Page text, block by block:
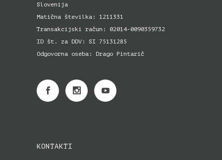
Slovenija
Matična številka: 1211331
Transakcijski račun: 02014-0090359732
ID št. za DDV: SI 75131285
Odgovorna oseba: Drago Pintarič
KONTAKTI